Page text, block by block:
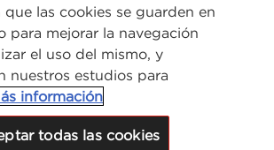
las cookies se guarden en
para mejorar la navegación
el uso del mismo, y
nuestros estudios para
información
todas las cookies